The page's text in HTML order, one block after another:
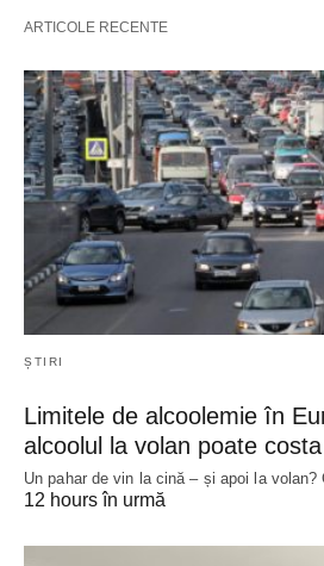
ARTICOLE RECENTE
ȘTIRI
Limitele de alcoolemie în
alcoolul la volan poate
Un pahar de vin la cină – și apoi la volan?
12 hours în urmă